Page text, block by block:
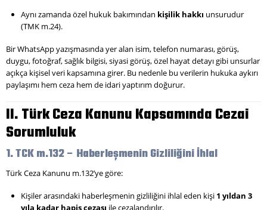
Aynı zamanda özel hukuk bakımından kişilik hakkı unsurudur
(TMK m.24).
Bir WhatsApp yazışmasında yer alan isim, telefon numarası, görüş,
duygu, fotoğraf, sağlık bilgisi, siyasi görüş, özel hayat detayı gibi unsurlar
açıkça kişisel veri kapsamına girer. Bu nedenle bu verilerin hukuka aykırı
paylaşımı hem ceza hem de idari yaptırım doğurur.
II. Türk Ceza Kanunu Kapsamında Cezai
Sorumluluk
1. TCK m.132 – Haberleşmenin Gizliliğini İhlal
Türk Ceza Kanunu m.132’ye göre:
Kişiler arasındaki haberleşmenin gizliliğini ihlal eden kişi 1 yıldan 3
yıla kadar hapis cezası ile cezalandırılır.